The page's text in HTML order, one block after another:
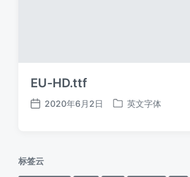
EU-HD.ttf
发
2020年6月2日
发
英文字体
标签云